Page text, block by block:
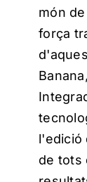
món
força
l'edició
de tots